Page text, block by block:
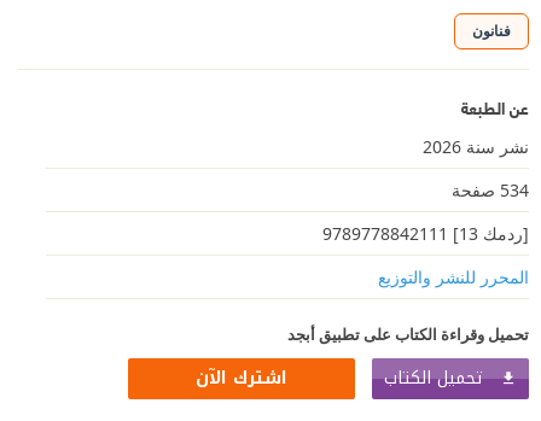
فنانون
عن الطبعة
نشر سنة 2026
534 صفحة
[ردمك 13] 9789778842111
المحرر للنشر والتوزيع
تحميل وقراءة الكتاب على تطبيق أبجد
تحميل الكتاب اشترك الآن